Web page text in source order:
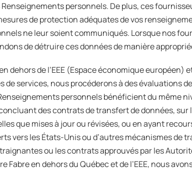
personnels. De plus, ces
de protection adéquates de vos
ne leur soient communiqués. Lorsque nos
de détruire ces données de manière
de l’EEE (Espace économique européen)
de services, nous procéderons à des évaluations
personnels bénéficient du même
des contrats de transfert de données,
que mises à jour ou révisées, ou en ayant
vers les États-Unis ou d’autres mécanismes de
ou les contrats approuvés par les
en dehors du Québec et de l’EEE, nous